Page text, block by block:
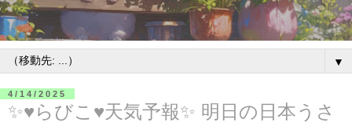
▼
4/14/2025
✨♥らびこ♥天気予報✨ 明日の日本うさ